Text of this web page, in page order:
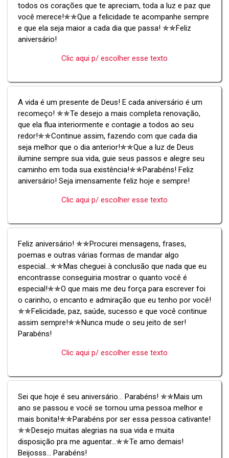
todos os corações que te apreciam, toda a luz e paz que
você merece!✯✯Que a felicidade te acompanhe sempre
e que ela seja maior a cada dia que passa! ✯✯Feliz
aniversário!
Clic aqui p/ escolher esse texto
A vida é um presente de Deus! E cada aniversário é um
recomeço! ✯✯Te desejo a mais completa renovação,
que ela flua interiormente e contagie a todos ao seu
redor!✯✯Continue assim, fazendo com que cada dia
seja melhor que o dia anterior!✯✯Que a luz de Deus
ilumine sempre sua vida, guie seus passos e alegre seu
caminho em toda sua existência!✯✯Parabéns! Feliz
aniversário! Seja imensamente feliz hoje e sempre!
Clic aqui p/ escolher esse texto
Feliz aniversário! ✯✯Procurei mensagens, frases,
poemas e outras várias formas de mandar algo
especial...✯✯Mas cheguei à conclusão que nada que eu
encontrasse conseguiria mostrar o quanto você é
especial!✯✯O que mais me deu força para escrever foi
o carinho, o encanto e admiração que eu tenho por você!
✯✯Felicidade, paz, saúde, sucesso e que você continue
assim sempre!✯✯Nunca mude o seu jeito de ser!
Parabéns!
Clic aqui p/ escolher esse texto
Sei que hoje é seu aniversário... Parabéns! ✯✯Mais um
ano se passou e você se tornou uma pessoa melhor e
mais bonita!✯✯Parabéns por ser essa pessoa cativante!
✯✯Desejo muitas alegrias na sua vida e muita
disposição pra me aguentar...✯✯Te amo demais!
Beijosss... Parabéns!